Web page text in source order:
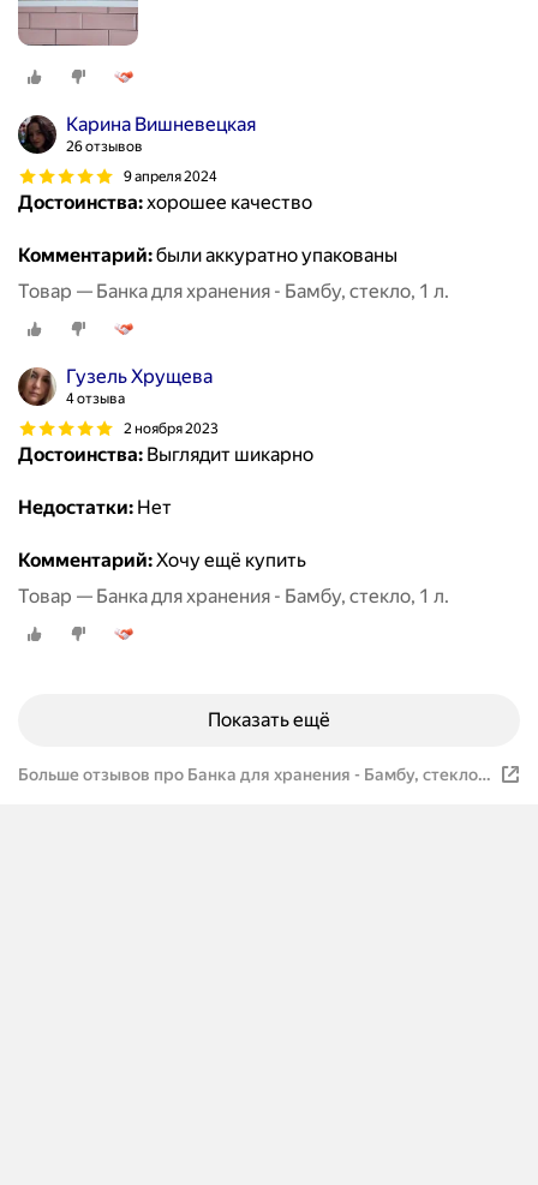
Карина Вишневецкая
26 отзывов
9 апреля 2024
Достоинства:хорошее качество
Комментарий:были аккуратно упакованы
Товар — Банка для хранения - Бамбу, стекло, 1 л.
Гузель Хрущева
4 отзыва
2 ноября 2023
Достоинства: Выглядит шикарно
Недостатки: Нет
Комментарий:Хочу ещё купить
Товар — Банка для хранения - Бамбу, стекло, 1 л.
Показать ещё
Больше отзывов про Банка для хранения - Бамбу, стекло,